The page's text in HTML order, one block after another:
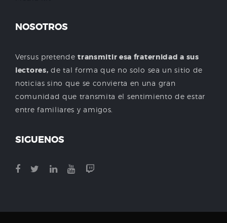
NOSOTROS
Versus pretendetransmitir esa fraternidad a sus
lectores, de tal forma que no solo sea un sitio de
noticias sino que se convierta en una gran
comunidad que transmita el sentimiento de estar
entre familiares y amigos.
SIGUENOS